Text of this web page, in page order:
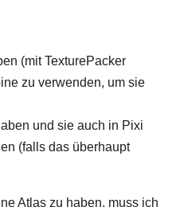
(mit TexturePacker
zu verwenden, um sie
und sie auch in Pixi
(falls das überhaupt
Atlas zu haben, muss ich